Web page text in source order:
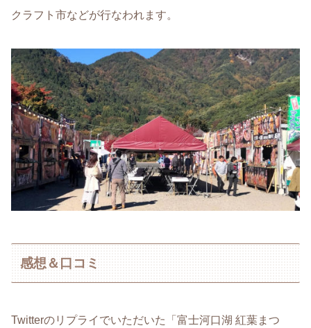
クラフト市などが行なわれます。
感想＆口コミ
Twitterのリプライでいただいた「富士河口湖 紅葉まつ